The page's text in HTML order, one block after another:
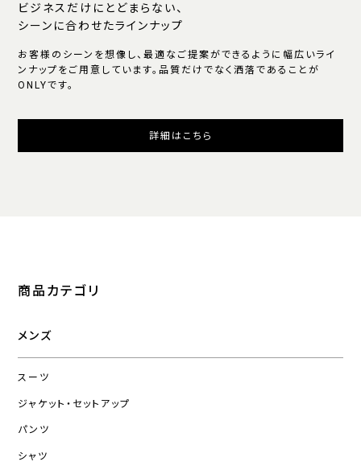
ビジネスだけにとどまらない、
シーンに合わせたラインナップ
お客様のシーンを想像し、最適なご提案ができるように幅広いライ
ンナップをご用意しています。品質だけでなく洒落であることが
ONLYです。
詳細はこちら
商品カテゴリ
メンズ
スーツ
ジャケット・セットアップ
パンツ
シャツ